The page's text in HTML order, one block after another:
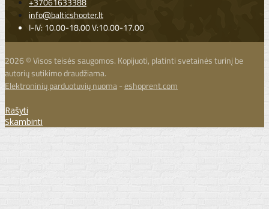
info@balticshooter.lt
I-IV: 10.00-18.00 V:10.00-17.00
2026 © Visos teisės saugomos. Kopijuoti, platinti svetainės turinį be
autorių sutikimo draudžiama.
Elektroninių parduotuvių nuoma-eshoprent.com
Rašyti
Skambinti